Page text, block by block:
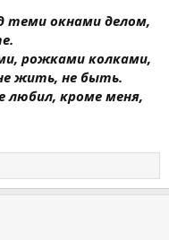
теми окнами делом,
рожками колками,
жить, не быть.
любил, кроме меня,